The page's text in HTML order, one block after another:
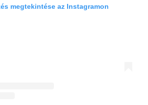
megtekintése az Instagramon